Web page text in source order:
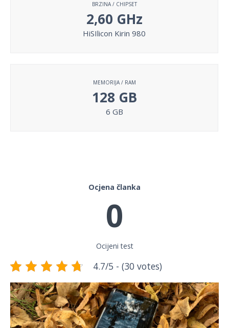
BRZINA / CHIPSET
2,60 GHz
HiSIlicon Kirin 980
MEMORIJA / RAM
128 GB
6 GB
Ocjena članka
0
Ocijeni test
4.7/5 - (30 votes)